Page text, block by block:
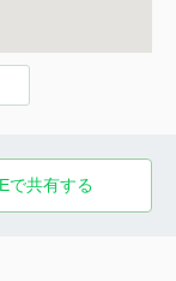
で共有する